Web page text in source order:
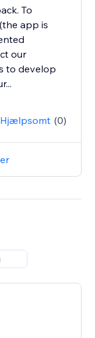
To
app is
our
to develop
Hjælpsomt (0)